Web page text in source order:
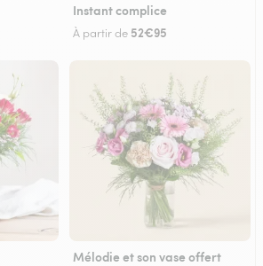
Instant complice
À partir de 52€95
Mélodie et son vase offert